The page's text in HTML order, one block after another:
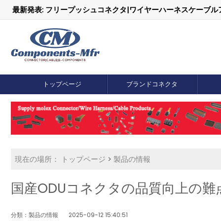
最新発表: フリープッシュコネクタ|ワイヤーハーネスケーブ
トップページ ブランドコネクタ
現在の場所： トップページ > 製品の情報
国産ODUコネクタの品質向上の難
分類：製品の情報 2025-09-12 15:40:51